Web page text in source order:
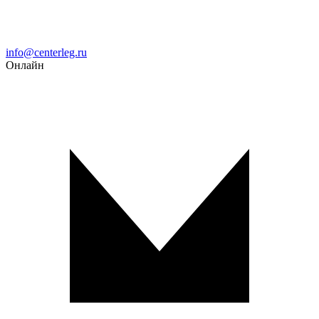
Email
info@centerleg.ru
Онлайн